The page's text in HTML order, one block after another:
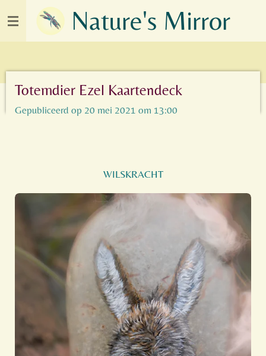
Ga
hoofdinhoud
Nature's Mirror
Totemdier Ezel Kaartendeck
Gepubliceerd op 20 mei 2021 om 13:00
WILSKRACHT